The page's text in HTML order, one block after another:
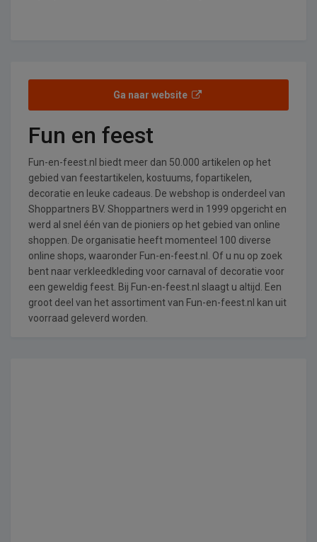
Ga naar website
Fun en feest
Fun-en-feest.nl biedt meer dan 50.000 artikelen op het
gebied van feestartikelen, kostuums, fopartikelen,
decoratie en leuke cadeaus. De webshop is onderdeel van
Shoppartners BV. Shoppartners werd in 1999 opgericht en
werd al snel één van de pioniers op het gebied van online
shoppen. De organisatie heeft momenteel 100 diverse
online shops, waaronder Fun-en-feest.nl. Of u nu op zoek
bent naar verkleedkleding voor carnaval of decoratie voor
een geweldig feest. Bij Fun-en-feest.nl slaagt u altijd. Een
groot deel van het assortiment van Fun-en-feest.nl kan uit
voorraad geleverd worden.